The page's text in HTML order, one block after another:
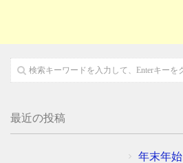
最近の投稿
年末年始